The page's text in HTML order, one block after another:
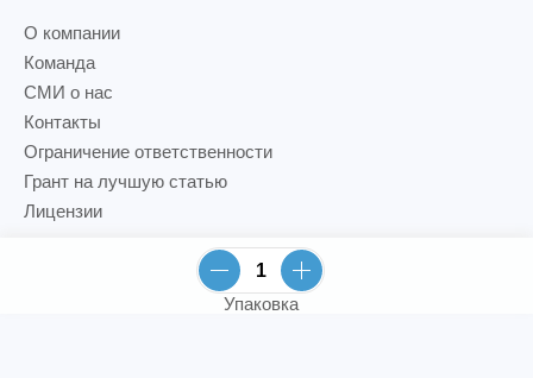
Упаковка
О компании
Команда
СМИ о нас
Контакты
Ограничение ответственности
Грант на лучшую статью
Лицензии